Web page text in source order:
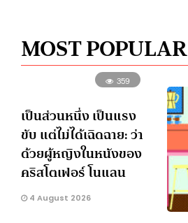
MOST POPULAR
359
เป็นส่วนหนึ่ง เป็นแรง
ขับ แต่ไม่ได้เฉิดฉาย: ว่า
ด้วยผู้หญิงในหนังของ
คริสโตเฟอร์ โนแลน
4 August 2026